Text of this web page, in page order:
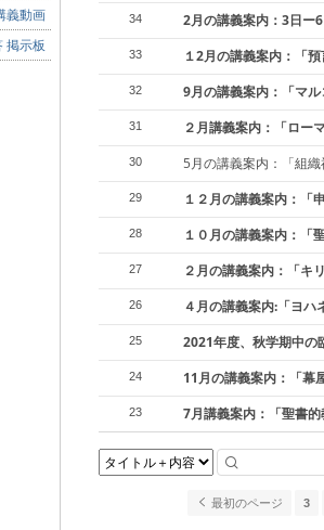
義動画
掲示板
34 2月の講義案内：3日ー
33 １2月の講義案内：「
32 9月の講義案内：「マ
31 ２月講義案内：「ロー
30 5月の講義案内：「組
29 １２月の講義案内：「
28 １０月の講義案内：「
27 ２月の講義案内：「キ
26 ４月の講義案内:「ヨハ
25 2021年度、秋学期中の
24 11月の講義案内：「幕
23 7月講義案内：「聖書
最初のページ 3